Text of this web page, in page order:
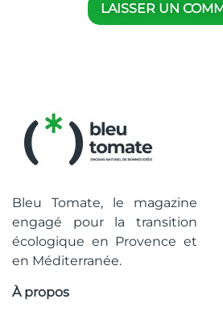
Bleu Tomate, le magazine
engagé pour la transition
écologique en Provence et
en Méditerranée.
À propos